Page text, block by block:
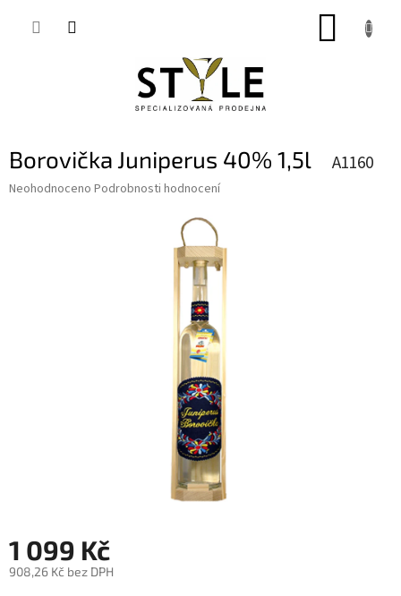
Borovička Juniperus 40% 1,5l A1160
Průměrné
Neohodnoceno Podrobnosti hodnocení
1 099 Kč
908,26 Kč bez DPH